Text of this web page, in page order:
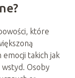
które
takich jak
wstyd. Osoby